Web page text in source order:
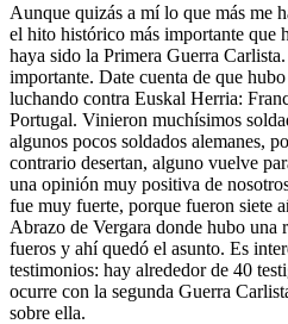
Aunque quizás a mí lo que más me
el hito histórico más importante que
haya sido la Primera Guerra
importante. Date cuenta de que
luchando contra Euskal Herria:
Portugal. Vinieron muchísimos
algunos pocos soldados alemanes,
contrario desertan, alguno vuelve
una opinión muy positiva de
fue muy fuerte, porque fueron siete
Abrazo de Vergara donde hubo una
fueros y ahí quedó el asunto. Es
testimonios: hay alrededor de 40
ocurre con la segunda Guerra
sobre ella.